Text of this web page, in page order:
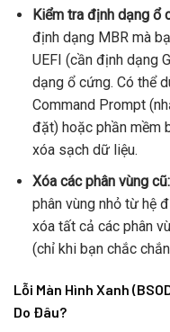
Kiểm tra định dạng ổ
định dạng MBR mà
UEFI (cần định dạng
dạng ổ cứng. Có thể
Command Prompt
đặt) hoặc phần mềm
xóa sạch dữ liệu.
Xóa các phân vùng cũ:
phân vùng nhỏ từ hệ
xóa tất cả các phân
(chỉ khi bạn chắc
Lỗi Màn Hình Xanh
Do Đâu?